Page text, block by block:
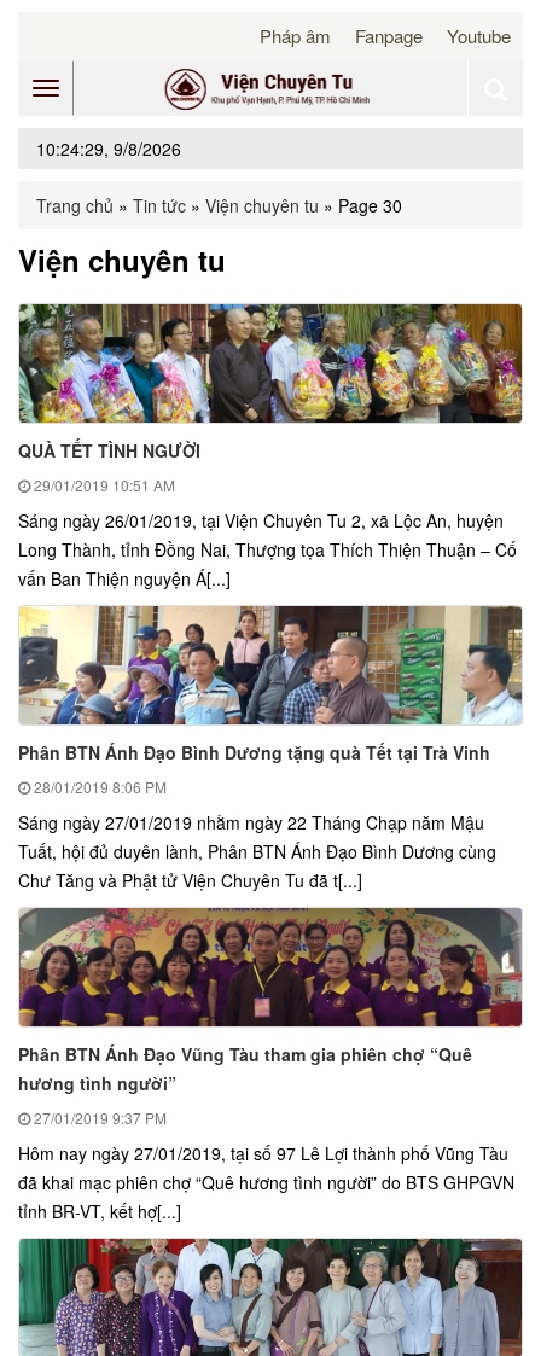
Youtube
Fanpage
Pháp âm
navigation
10:24:29, 9/8/2026
Trang chủ » Tin tức » Viện chuyên tu » Page 30
Viện chuyên tu
QUÀ TẾT TÌNH NGƯỜI
29/01/2019 10:51 AM
Sáng ngày 26/01/2019, tại Viện Chuyên Tu 2, xã Lộc An, huyện
Long Thành, tỉnh Đồng Nai, Thượng tọa Thích Thiện Thuận – Cố
vấn Ban Thiện nguyện Á[...]
Phân BTN Ánh Đạo Bình Dương tặng quà Tết tại Trà Vinh
28/01/2019 8:06 PM
Sáng ngày 27/01/2019 nhằm ngày 22 Tháng Chạp năm Mậu
Tuất, hội đủ duyên lành, Phân BTN Ánh Đạo Bình Dương cùng
Chư Tăng và Phật tử Viện Chuyên Tu đã t[...]
Phân BTN Ánh Đạo Vũng Tàu tham gia phiên chợ “Quê
hương tình người”
27/01/2019 9:37 PM
Hôm nay ngày 27/01/2019, tại số 97 Lê Lợi thành phố Vũng Tàu
đã khai mạc phiên chợ “Quê hương tình người” do BTS GHPGVN
tỉnh BR-VT, kết hợ[...]